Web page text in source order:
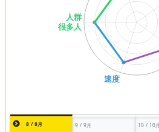
8 / 8月 9 / 9月 10 / 10月